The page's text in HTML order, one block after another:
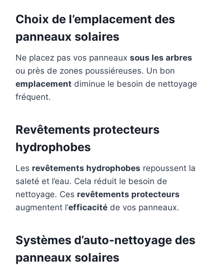
Choix de l’emplacement des
panneaux solaires
Ne placez pas vos panneaux sous les arbres
ou près de zones poussiéreuses. Un bon
emplacement diminue le besoin de nettoyage
fréquent.
Revêtements protecteurs
hydrophobes
Les revêtements hydrophobes repoussent la
saleté et l’eau. Cela réduit le besoin de
nettoyage. Ces revêtements protecteurs
augmentent l’efficacité de vos panneaux.
Systèmes d’auto-nettoyage des
panneaux solaires